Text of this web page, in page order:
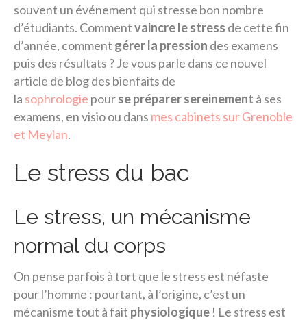
souvent un événement qui stresse bon nombre
d’étudiants. Commentvaincre le stress de cette fin
d’année, comment gérer la pression des examens
puis des résultats ? Je vous parle dans ce nouvel
article de blog des bienfaits de
la sophrologie pourse préparer sereinement à ses
examens, en visio ou dans mes cabinets sur Grenoble
et Meylan.
Le stress du bac
Le stress, un mécanisme
normal du corps
On pense parfois à tort que le stress est néfaste
pour l’homme : pourtant, à l’origine, c’est un
mécanisme tout à fait physiologique ! Le stress est